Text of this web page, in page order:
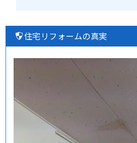
住宅リフォームの真実